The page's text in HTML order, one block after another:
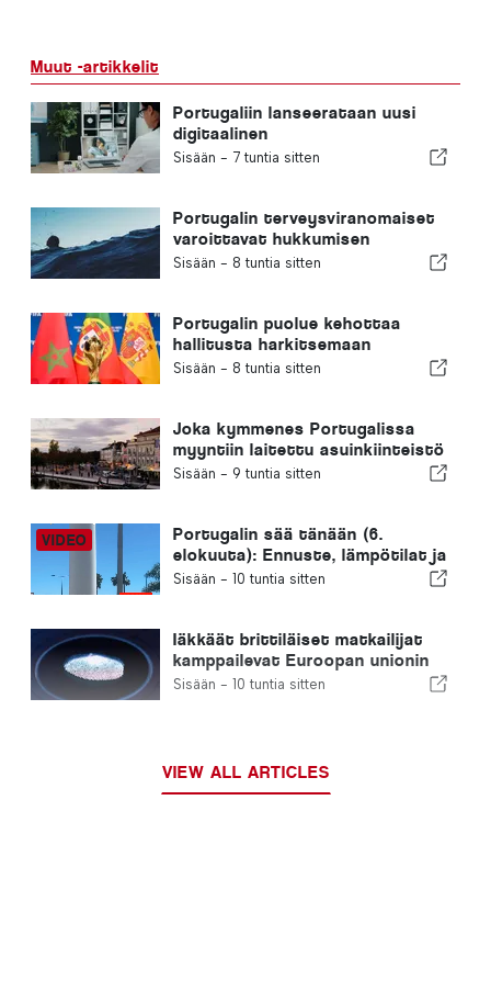
Muut -artikkelit
Portugaliin lanseerataan uusi
digitaalinen
terveydenhuoltoalusta
Sisään - 7 tuntia sitten
Portugalin terveysviranomaiset
varoittavat hukkumisen
vaaroista
Sisään - 8 tuntia sitten
Portugalin puolue kehottaa
hallitusta harkitsemaan
uudelleen Marokon valintaa
kriisin vuoksi
Sisään - 8 tuntia sitten
Joka kymmenes Portugalissa
myyntiin laitettu asuinkiinteistö
myydään alle viikossa
Sisään - 9 tuntia sitten
Portugalin sää tänään (6.
elokuuta): Ennuste, lämpötilat ja
mitä odottaa
Sisään - 10 tuntia sitten
Iäkkäät brittiläiset matkailijat
kamppailevat Euroopan unionin
uusien sormenjälkitarkastusten
Sisään - 10 tuntia sitten
VIEW ALL ARTICLES